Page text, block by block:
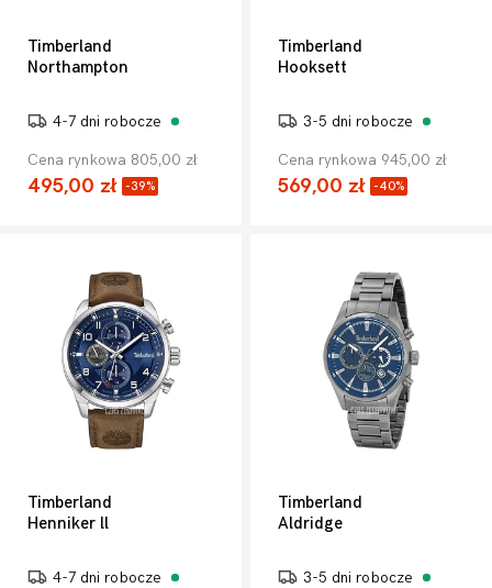
Timberland
Northampton
4-7 dni robocze
Cena rynkowa 805,00 zł
495,00 zł -39%
Timberland
Hooksett
3-5 dni robocze
Cena rynkowa 945,00 zł
569,00 zł -40%
Timberland
Henniker ll
4-7 dni robocze
Timberland
Aldridge
3-5 dni robocze